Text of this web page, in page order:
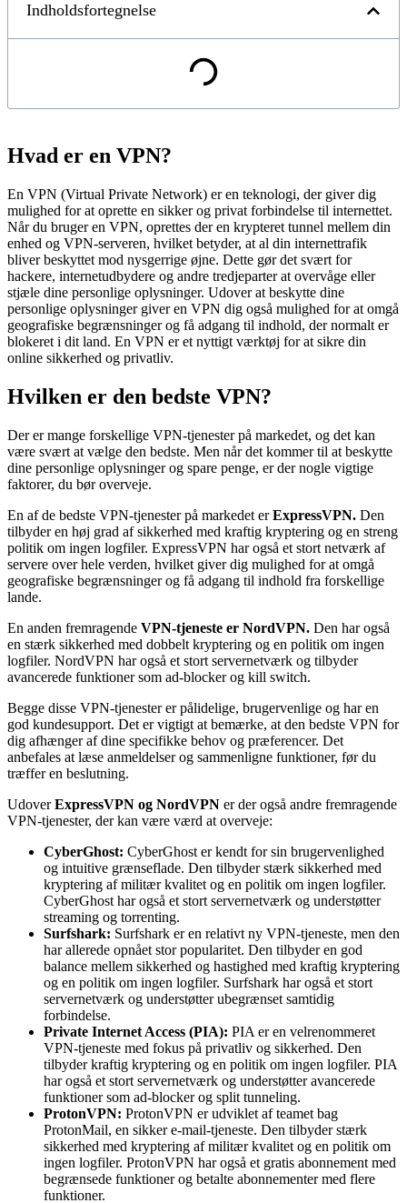
Indholdsfortegnelse
Hvad er en VPN?
En VPN (Virtual Private Network) er en teknologi, der giver dig
mulighed for at oprette en sikker og privat forbindelse til internettet.
Når du bruger en VPN, oprettes der en krypteret tunnel mellem din
enhed og VPN-serveren, hvilket betyder, at al din internettrafik
bliver beskyttet mod nysgerrige øjne. Dette gør det svært for
hackere, internetudbydere og andre tredjeparter at overvåge eller
stjæle dine personlige oplysninger. Udover at beskytte dine
personlige oplysninger giver en VPN dig også mulighed for at omgå
geografiske begrænsninger og få adgang til indhold, der normalt er
blokeret i dit land. En VPN er et nyttigt værktøj for at sikre din
online sikkerhed og privatliv.
Hvilken er den bedste VPN?
Der er mange forskellige VPN-tjenester på markedet, og det kan
være svært at vælge den bedste. Men når det kommer til at beskytte
dine personlige oplysninger og spare penge, er der nogle vigtige
faktorer, du bør overveje.
En af de bedste VPN-tjenester på markedet erExpressVPN. Den
tilbyder en høj grad af sikkerhed med kraftig kryptering og en streng
politik om ingen logfiler. ExpressVPN har også et stort netværk af
servere over hele verden, hvilket giver dig mulighed for at omgå
geografiske begrænsninger og få adgang til indhold fra forskellige
lande.
En anden fremragende VPN-tjeneste er NordVPN. Den har også
en stærk sikkerhed med dobbelt kryptering og en politik om ingen
logfiler. NordVPN har også et stort servernetværk og tilbyder
avancerede funktioner som ad-blocker og kill switch.
Begge disse VPN-tjenester er pålidelige, brugervenlige og har en
god kundesupport. Det er vigtigt at bemærke, at den bedste VPN for
dig afhænger af dine specifikke behov og præferencer. Det
anbefales at læse anmeldelser og sammenligne funktioner, før du
træffer en beslutning.
UdoverExpressVPN og NordVPN er der også andre fremragende
VPN-tjenester, der kan være værd at overveje:
CyberGhost: CyberGhost er kendt for sin brugervenlighed
og intuitive grænseflade. Den tilbyder stærk sikkerhed med
kryptering af militær kvalitet og en politik om ingen logfiler.
CyberGhost har også et stort servernetværk og understøtter
streaming og torrenting.
Surfshark: Surfshark er en relativt ny VPN-tjeneste, men den
har allerede opnået stor popularitet. Den tilbyder en god
balance mellem sikkerhed og hastighed med kraftig kryptering
og en politik om ingen logfiler. Surfshark har også et stort
servernetværk og understøtter ubegrænset samtidig
forbindelse.
Private Internet Access (PIA): PIA er en velrenommeret
VPN-tjeneste med fokus på privatliv og sikkerhed. Den
tilbyder kraftig kryptering og en politik om ingen logfiler. PIA
har også et stort servernetværk og understøtter avancerede
funktioner som ad-blocker og split tunneling.
ProtonVPN: ProtonVPN er udviklet af teamet bag
ProtonMail, en sikker e-mail-tjeneste. Den tilbyder stærk
sikkerhed med kryptering af militær kvalitet og en politik om
ingen logfiler. ProtonVPN har også et gratis abonnement med
begrænsede funktioner og betalte abonnementer med flere
funktioner.